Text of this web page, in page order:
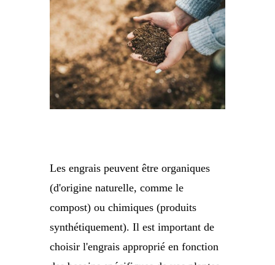
Les engrais peuvent être organiques
(d'origine naturelle, comme le
compost) ou chimiques (produits
synthétiquement). Il est important de
choisir l'engrais approprié en fonction